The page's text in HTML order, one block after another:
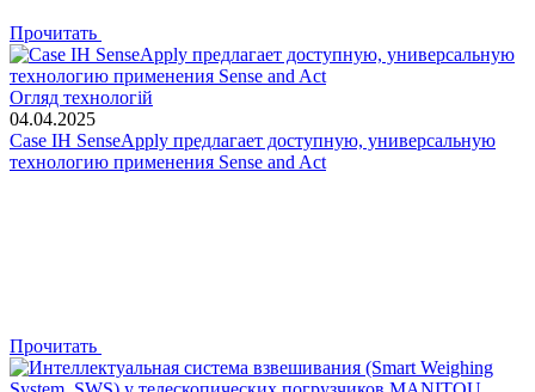
Прочитать
Огляд технологій
04.04.2025
Case IH SenseApply предлагает доступную, универсальную
технологию применения Sense and Act
Прочитать